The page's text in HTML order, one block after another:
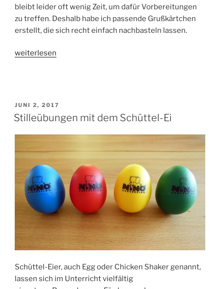
bleibt leider oft wenig Zeit, um dafür Vorbereitungen
zu treffen. Deshalb habe ich passende Grußkärtchen
erstellt, die sich recht einfach nachbasteln lassen.
„Ein
weiterlesen
VERÖFFENTLICHT
AM
JUNI 2, 2017
Stilleübungen mit dem Schüttel-Ei
Schüttel-Eier, auch Egg oder Chicken Shaker genannt,
lassen sich im Unterricht vielfältig